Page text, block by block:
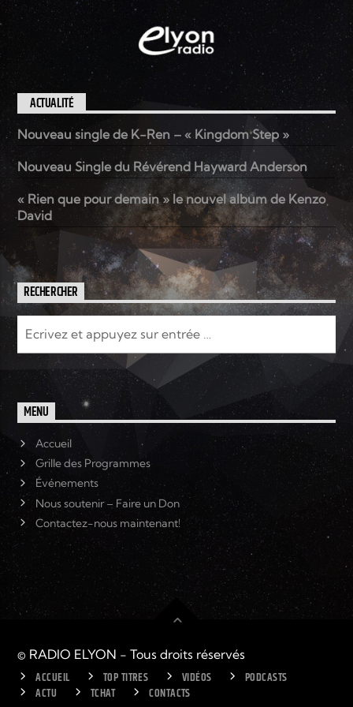
TITRE
Radio Elyon
Elyon Rhema
Elyon Live
Elyon Kids
ACTUALITÉ
Nouveau single de K-Ren – « Kingdom Step »
Nouveau Single du Révérend Hayward Anderson
« Rien que pour demain » le nouvel album de Kenzo
David
RECHERCHER
MENU
Accueil
Grille des Programmes
Événements
Nous soutenir – Faire un Don
Contactez-nous maintenant!
© RADIO ELYON - Tous droits réservés
ACCUEIL TOP TITRES VIDÉOS
PODCASTS
ACTU
TCHAT CONTACTS